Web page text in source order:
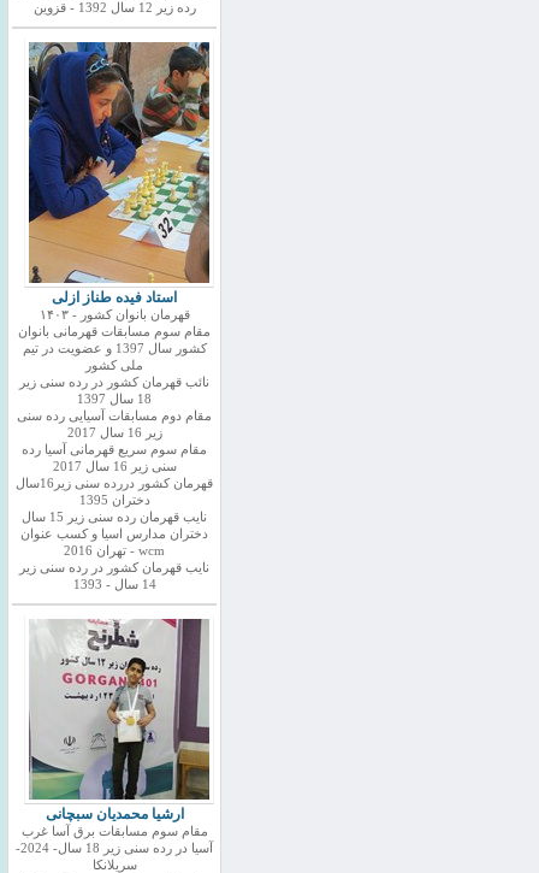
رده زیر 12 سال 1392 - قزوین
استاد فیده طناز ازلی
قهرمان بانوان کشور - ۱۴۰۳
مقام سوم مسابقات قهرمانی بانوان
کشور سال 1397 و عضویت در تیم
ملی کشور
نائب قهرمان کشور در رده سنی زیر
18 سال 1397
مقام دوم مسابقات آسیایی رده سنی
زیر 16 سال 2017
مقام سوم سریع قهرمانی آسیا رده
سنی زیر 16 سال 2017
قهرمان کشور دررده سنی زیر16سال
دختران 1395
نایب قهرمان رده سنی زیر 15 سال
دختران مدارس اسیا و کسب عنوان
wcm - تهران 2016
نایب قهرمان کشور در رده سنی زیر
14 سال - 1393
ارشیا محمدیان سبچانی
مقام سوم مسابقات برق آسا غرب
آسیا در رده سنی زیر 18 سال- 2024-
سریلانکا